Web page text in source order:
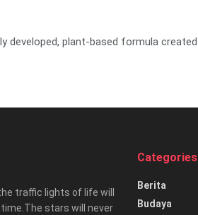
developed, plant-based formula
traffic lights of life will
stars will never
Categories
Berita
Budaya